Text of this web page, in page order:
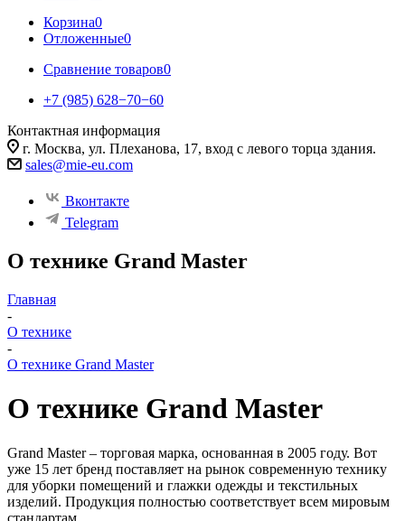
Корзина0
Отложенные0
Сравнение товаров0
+7 (985) 628−70−60
Контактная информация
г. Москва, ул. Плеханова, 17, вход с левого торца здания.
sales@mie-eu.com
Вконтакте
Telegram
О технике Grand Master
Главная
-
О технике
-
О технике Grand Master
О технике Grand Master
Grand Master – торговая марка, основанная в 2005 году. Вот
уже 15 лет бренд поставляет на рынок современную технику
для уборки помещений и глажки одежды и текстильных
изделий. Продукция полностью соответствует всем мировым
стандартам.